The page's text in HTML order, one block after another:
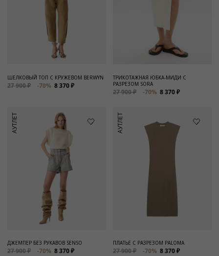
ШЕЛКОВЫЙ ТОП С КРУЖЕВОМ BERWYN
27 900 ₽ -70% 8 370 ₽
ТРИКОТАЖНАЯ ЮБКА-МИДИ С
РАЗРЕЗОМ SORA
27 900 ₽ -70% 8 370 ₽
АУТЛЕТ
ДЖЕМПЕР БЕЗ РУКАВОВ SENSO
27 900 ₽ -70% 8 370 ₽
АУТЛЕТ
ПЛАТЬЕ С РАЗРЕЗОМ PALOMA
27 900 ₽ -70% 8 370 ₽